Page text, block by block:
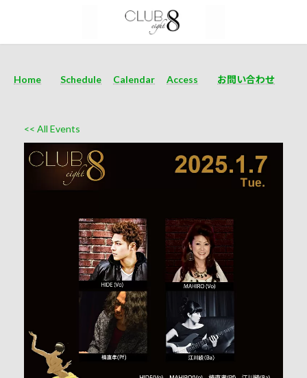
Home Schedule Calendar Access お問い合わせ
<< All Events